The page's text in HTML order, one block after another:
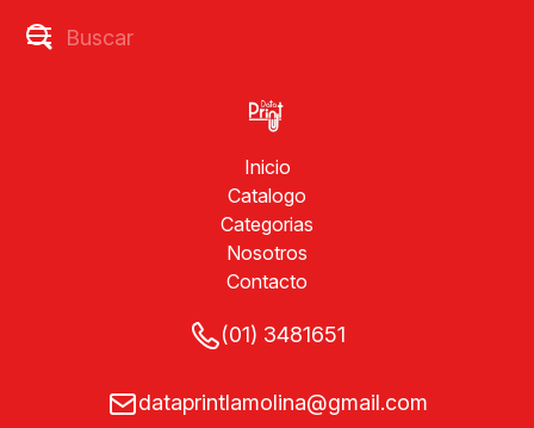
Inicio
Catalogo
Categorias
Nosotros
Contacto
(01) 3481651
dataprintlamolina@gmail.com